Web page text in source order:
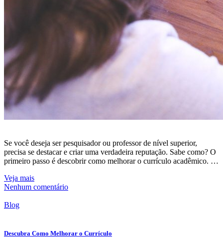
Se você deseja ser pesquisador ou professor de nível superior,
precisa se destacar e criar uma verdadeira reputação. Sabe como? O
primeiro passo é descobrir como melhorar o currículo acadêmico. …
Veja mais
Nenhum comentário
Blog
Descubra Como Melhorar o Currículo